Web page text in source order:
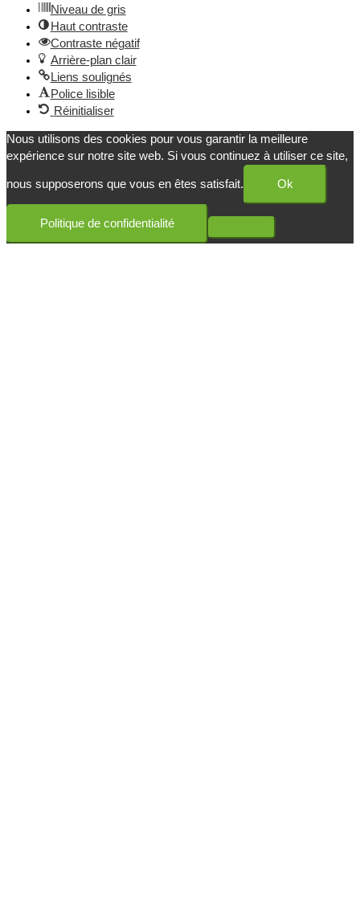
Niveau de gris
Haut contraste
Contraste négatif
Arrière-plan clair
Liens soulignés
Police lisible
Réinitialiser
Nous utilisons des cookies pour vous garantir la meilleure
expérience sur notre site web. Si vous continuez à utiliser ce site,
nous supposerons que vous en êtes satisfait. Ok
Politique de confidentialité